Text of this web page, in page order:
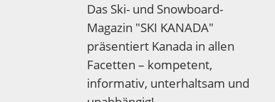
Das Ski- und Snowboard-
Magazin "SKI KANADA"
präsentiert Kanada in allen
Facetten – kompetent,
informativ, unterhaltsam und